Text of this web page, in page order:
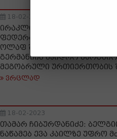
18-02-2023
ირაკლი ღარიბაშვილმა და
ფედერაციული
ოლაფ შოლცმა
გერმანიის მჭიდრო
მეგობრული ურთიერთობის
ვრცლად
18-02-2023
თამარ ჩიბურდანიძე:
ნაწამებ ევა კაილზე უფრო